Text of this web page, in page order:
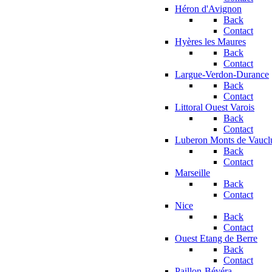
Héron d'Avignon
Back
Contact
Hyères les Maures
Back
Contact
Largue-Verdon-Durance
Back
Contact
Littoral Ouest Varois
Back
Contact
Luberon Monts de
Back
Contact
Marseille
Back
Contact
Nice
Back
Contact
Ouest Etang de Berre
Back
Contact